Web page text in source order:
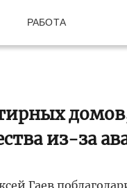
РАБОТА
из-за
Гаев